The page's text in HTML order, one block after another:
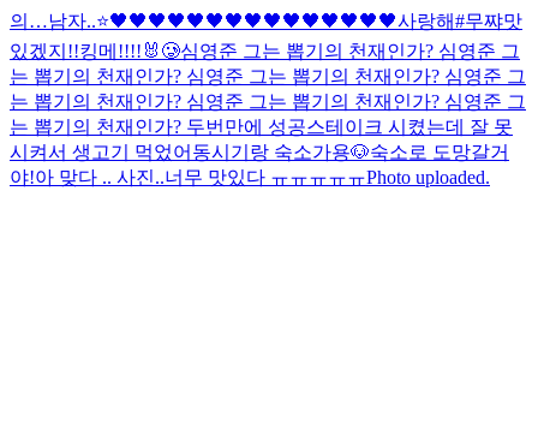
의…남자..⭐️🖤🖤🖤🖤🖤🖤🖤🖤🖤🖤🖤🖤🖤🖤🖤사랑해#무쨔맛
있겠지!!킹메!!!!🐰🥲심영준 그는 뽑기의 천재인가? 심영준 그
는 뽑기의 천재인가? 심영준 그는 뽑기의 천재인가? 심영준 그
는 뽑기의 천재인가? 심영준 그는 뽑기의 천재인가? 심영준 그
는 뽑기의 천재인가? 두번만에 성공스테이크 시켰는데 잘 못
시켜서 생고기 먹었어 동시기랑 숙소가용🐶숙소로 도망갈거
야!아 맞다 .. 사진..너무 맛있다 ㅠㅠㅠㅠㅠPhoto uploaded.